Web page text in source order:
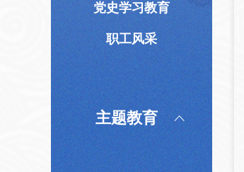
党史学习教育
职工风采
主题教育